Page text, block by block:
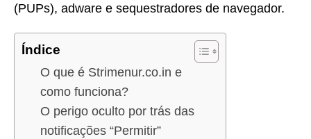
(PUPs), adware e sequestradores de navegador.
Índice
O que é Strimenur.co.in e
como funciona?
O perigo oculto por trás das
notificações “Permitir”